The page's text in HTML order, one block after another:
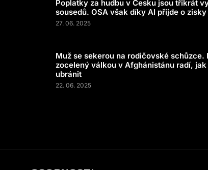
Poplatky za hudbu v Česku jsou třikrát
sousedů. OSA však díky AI přijde o zisky
27. 06. 2025
Muž se sekerou na rodičovské schůzce.
zocelený válkou v Afghánistánu radí, jak
ubránit
22. 06. 2025